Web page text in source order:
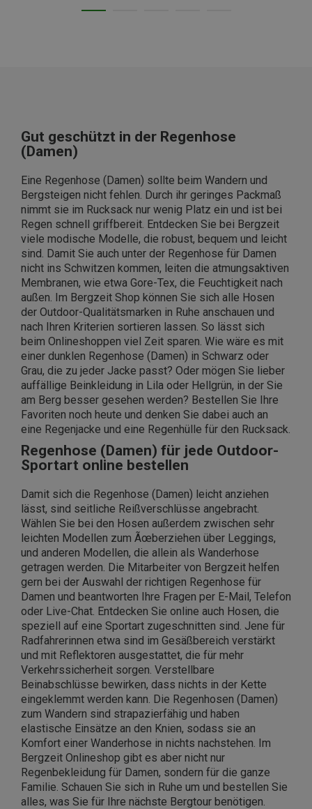
Gut geschützt in der Regenhose
(Damen)
Eine Regenhose (Damen) sollte beim Wandern und
Bergsteigen nicht fehlen. Durch ihr geringes Packmaß
nimmt sie im Rucksack nur wenig Platz ein und ist bei
Regen schnell griffbereit. Entdecken Sie bei Bergzeit
viele modische Modelle, die robust, bequem und leicht
sind. Damit Sie auch unter der Regenhose für Damen
nicht ins Schwitzen kommen, leiten die atmungsaktiven
Membranen, wie etwa Gore-Tex, die Feuchtigkeit nach
außen. Im Bergzeit Shop können Sie sich alle Hosen
der Outdoor-Qualitätsmarken in Ruhe anschauen und
nach Ihren Kriterien sortieren lassen. So lässt sich
beim Onlineshoppen viel Zeit sparen. Wie wäre es mit
einer dunklen Regenhose (Damen) in Schwarz oder
Grau, die zu jeder Jacke passt? Oder mögen Sie lieber
auffällige Beinkleidung in Lila oder Hellgrün, in der Sie
am Berg besser gesehen werden? Bestellen Sie Ihre
Favoriten noch heute und denken Sie dabei auch an
eine Regenjacke und eine Regenhülle für den Rucksack.
Regenhose (Damen) für jede Outdoor-
Sportart online bestellen
Damit sich die Regenhose (Damen) leicht anziehen
lässt, sind seitliche Reißverschlüsse angebracht.
Wählen Sie bei den Hosen außerdem zwischen sehr
leichten Modellen zum Ãœberziehen über Leggings,
und anderen Modellen, die allein als Wanderhose
getragen werden. Die Mitarbeiter von Bergzeit helfen
gern bei der Auswahl der richtigen Regenhose für
Damen und beantworten Ihre Fragen per E-Mail, Telefon
oder Live-Chat. Entdecken Sie online auch Hosen, die
speziell auf eine Sportart zugeschnitten sind. Jene für
Radfahrerinnen etwa sind im Gesäßbereich verstärkt
und mit Reflektoren ausgestattet, die für mehr
Verkehrssicherheit sorgen. Verstellbare
Beinabschlüsse bewirken, dass nichts in der Kette
eingeklemmt werden kann. Die Regenhosen (Damen)
zum Wandern sind strapazierfähig und haben
elastische Einsätze an den Knien, sodass sie an
Komfort einer Wanderhose in nichts nachstehen. Im
Bergzeit Onlineshop gibt es aber nicht nur
Regenbekleidung für Damen, sondern für die ganze
Familie. Schauen Sie sich in Ruhe um und bestellen Sie
alles, was Sie für Ihre nächste Bergtour benötigen.